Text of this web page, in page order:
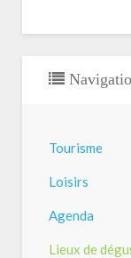
Tourisme
Loisirs
Agenda
Lieux de